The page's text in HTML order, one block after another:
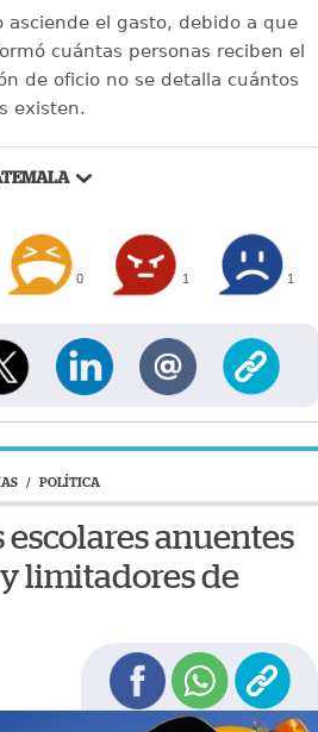
asciende el gasto, debido a que
cuántas personas reciben el
de oficio no se detalla cuántos
existen.
0 1 1
/ POLÍTICA
anuentes
limitadores de